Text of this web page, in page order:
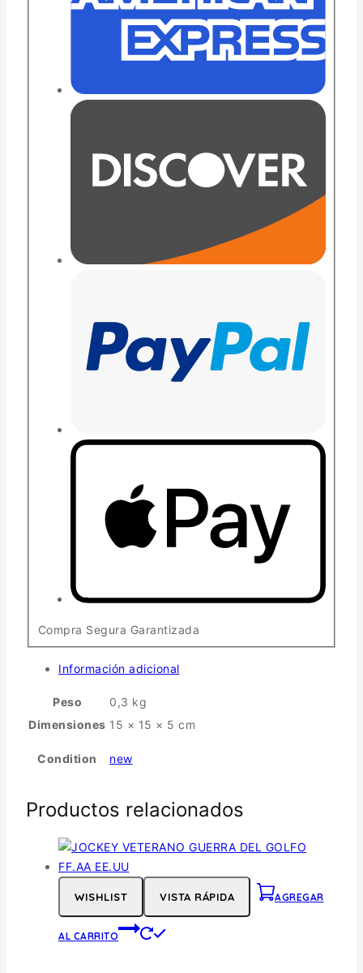
Compra Segura Garantizada
Información adicional
Peso
0,3 kg
Dimensiones 15 × 15 × 5 cm
Condition new
Productos relacionados
WISHLIST VISTA RÁPIDA AGREGAR
AL CARRITO